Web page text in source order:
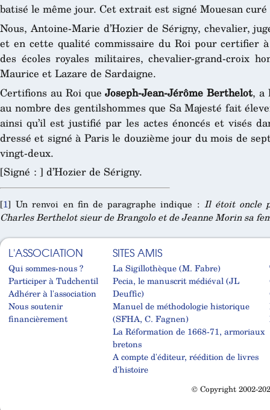
batisé le même jour. Cet extrait est signé Mouesan
Nous, Antoine-Marie d’Hozier de Sérigny, chevalier,
et en cette qualité commissaire du Roi pour certifier
des écoles royales militaires, chevalier-grand-croix
Maurice et Lazare de Sardaigne.
Certifions au Roi queJoseph-Jean-Jérôme Berthelot, a
au nombre des gentilshommes que Sa Majesté fait
ainsi qu’il est justifié par les actes énoncés et visés
dressé et signé à Paris le douzième jour du mois de
vingt-deux.
[Signé : ] d’Hozier de Sérigny.
[1]Un renvoi en fin de paragraphe indique : Il étoit oncle
Charles Berthelot sieur de Brangolo et de Jeanne Morin sa
L'ASSOCIATION
Qui sommes-nous ?
Participer à Tudchentil
Adhérer à l'association
Nous soutenir
financièrement
SITES AMIS
La Sigillothèque (M. Fabre)
Pecia, le manuscrit médiéval (JL
Deuffic)
Manuel de méthodologie historique
(SFHA, C. Fagnen)
La Réformation de 1668-71, armoriaux
bretons
A compte d'éditeur, réédition de livres
d'histoire
© Copyright 2002-